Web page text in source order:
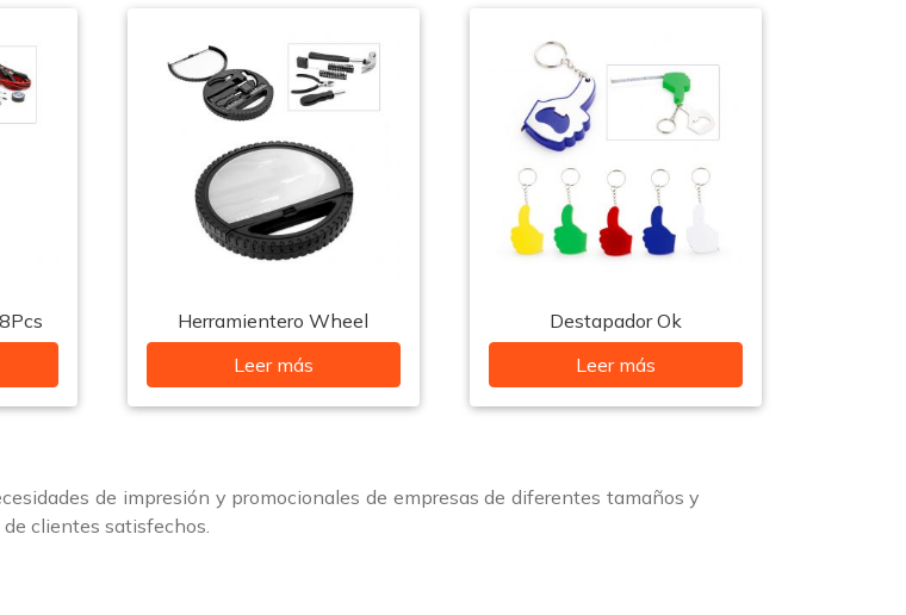
Herramientero Wheel
Leer más
Destapador Ok
Leer más
de impresión y promocionales de empresas de diferentes tamaños y
clientes satisfechos.